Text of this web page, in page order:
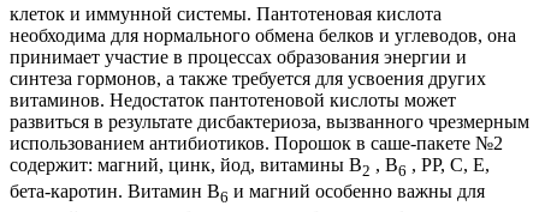
клеток и иммунной системы. Пантотеновая кислота
необходима для нормального обмена белков и углеводов, она
принимает участие в процессах образования энергии и
синтеза гормонов, а также требуется для усвоения других
витаминов. Недостаток пантотеновой кислоты может
развиться в результате дисбактериоза, вызванного чрезмерным
использованием антибиотиков. Порошок в саше-пакете №2
содержит: магний, цинк, йод, витамины В2 , В6 , РР, С, Е,
бета-каротин. Витамин В6 и магний особенно важны для